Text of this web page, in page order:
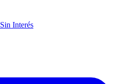
Sin Interés